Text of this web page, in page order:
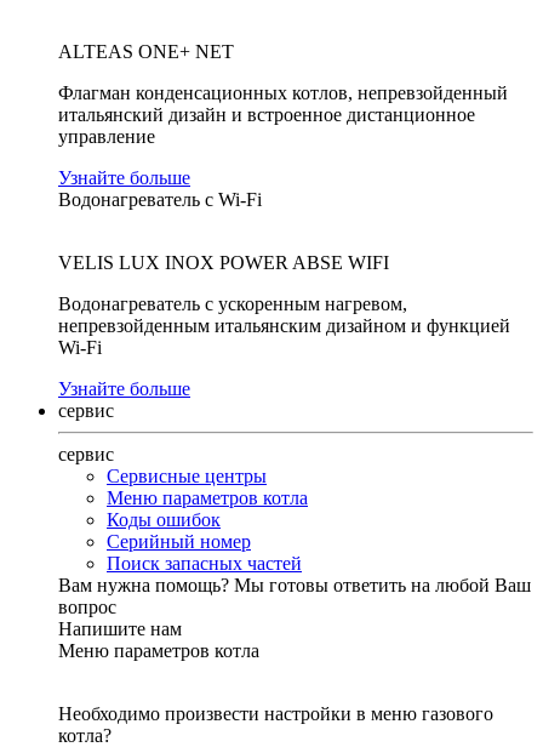
ALTEAS ONE+ NET
Флагман конденсационных котлов, непревзойденный
итальянский дизайн и встроенное дистанционное
управление
Узнайте больше
Водонагреватель с Wi-Fi
VELIS LUX INOX POWER ABSE WIFI
Водонагреватель с ускоренным нагревом,
непревзойденным итальянским дизайном и функцией
Wi-Fi
Узнайте больше
сервис
сервис
Сервисные центры
Меню параметров котла
Коды ошибок
Серийный номер
Поиск запасных частей
Вам нужна помощь? Мы готовы ответить на любой Ваш
вопрос
Напишите нам
Меню параметров котла
Необходимо произвести настройки в меню газового
котла?